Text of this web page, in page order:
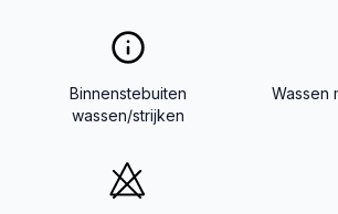
Binnenstebuiten
wassen/strijken
Wassen